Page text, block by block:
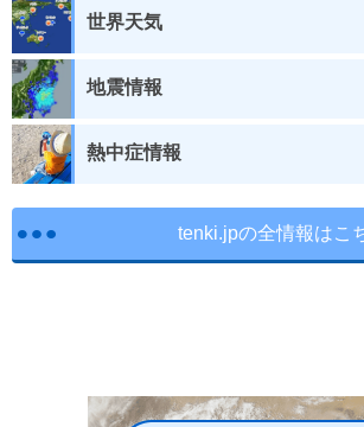
世界天気
地震情報
熱中症情報
tenki.jpの全情報はこ